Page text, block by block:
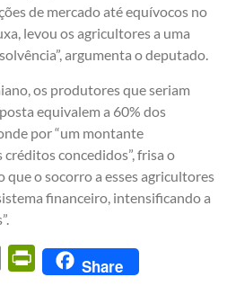
de mercado até equívocos no
levou os agricultores a uma
argumenta o deputado.
os produtores que seriam
equivalem a 60% dos
por “um montante
concedidos”, frisa o
que o socorro a esses agricultores
financeiro, intensificando a
Email PrintFriendly
Share